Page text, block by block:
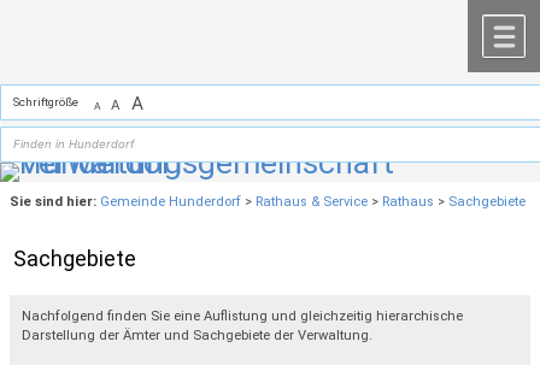
Schriftgröße A A A
Sie sind hier: Gemeinde Hunderdorf > Rathaus & Service > Rathaus > Sachgebiete
Sachgebiete
Nachfolgend finden Sie eine Auflistung und gleichzeitig hierarchische
Darstellung der Ämter und Sachgebiete der Verwaltung.